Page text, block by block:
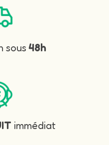
sous 48h
immédiat